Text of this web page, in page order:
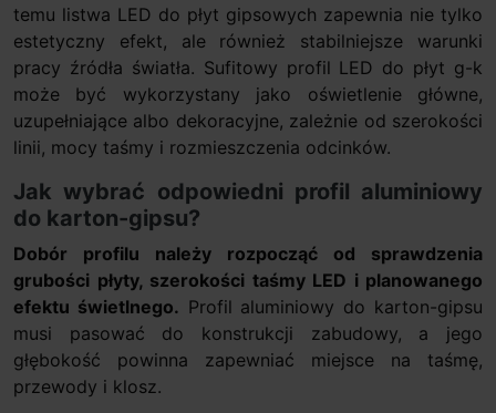
temu listwa LED do płyt gipsowych zapewnia nie tylko
estetyczny efekt, ale również stabilniejsze warunki
pracy źródła światła. Sufitowy profil LED do płyt g-k
może być wykorzystany jako oświetlenie główne,
uzupełniające albo dekoracyjne, zależnie od szerokości
linii, mocy taśmy i rozmieszczenia odcinków.
Jak wybrać odpowiedni profil aluminiowy
do karton-gipsu?
Dobór profilu należy rozpocząć od sprawdzenia
grubości płyty, szerokości taśmy LED i planowanego
efektu świetlnego. Profil aluminiowy do karton-gipsu
musi pasować do konstrukcji zabudowy, a jego
głębokość powinna zapewniać miejsce na taśmę,
przewody i klosz.